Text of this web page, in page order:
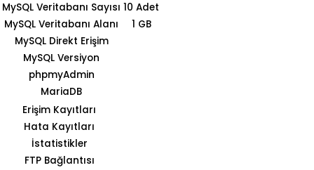
MySQL Veritabanı Sayısı 10 Adet
MySQL Veritabanı Alanı
1 GB
MySQL Direkt Erişim
MySQL Versiyon
phpmyAdmin
MariaDB
Erişim Kayıtları
Hata Kayıtları
İstatistikler
FTP Bağlantısı